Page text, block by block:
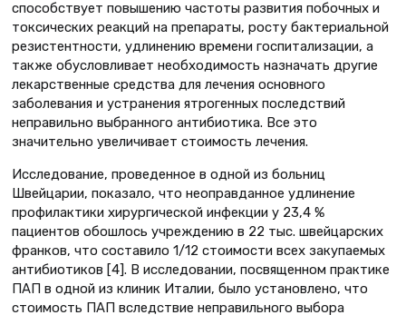
способствует повышению частоты развития побочных и
токсических реакций на препараты, росту бактериальной
резистентности, удлинению времени госпитализации, а
также обусловливает необходимость назначать другие
лекарственные средства для лечения основного
заболевания и устранения ятрогенных последствий
неправильно выбранного антибиотика. Все это
значительно увеличивает стоимость лечения.
Исследование, проведенное в одной из больниц
Швейцарии, показало, что неоправданное удлинение
профилактики хирургической инфекции у 23,4 %
пациентов обошлось учреждению в 22 тыс. швейцарских
франков, что составило 1/12 стоимости всех закупаемых
антибиотиков [4]. В исследовании, посвященном практике
ПАП в одной из клиник Италии, было установлено, что
стоимость ПАП вследствие неправильного выбора